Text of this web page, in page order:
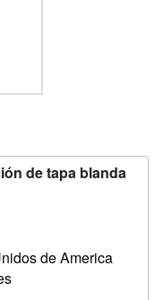
de tapa blanda
de America